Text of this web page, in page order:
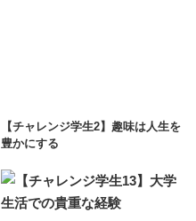
【チャレンジ学生2】趣味は人生を
豊かにする